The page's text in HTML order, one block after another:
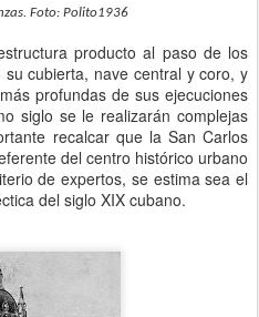
Foto: Polito1936
producto al paso de los
cubierta, nave central y coro, y
profundas de sus ejecuciones
siglo se le realizarán complejas
recalcar que la San Carlos
del centro histórico urbano
de expertos, se estima sea el
del siglo XIX cubano.